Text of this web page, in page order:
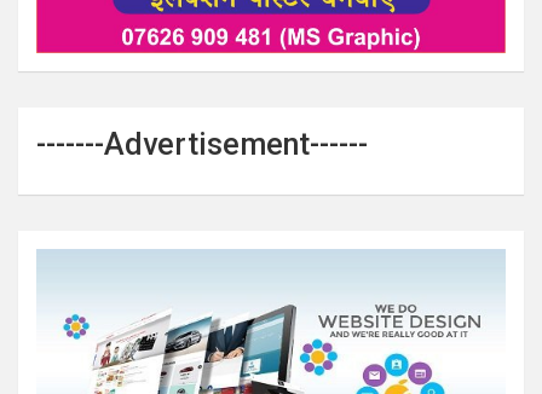
-------Advertisement------